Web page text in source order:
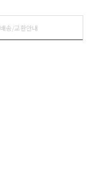
배송/교환안내